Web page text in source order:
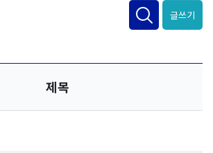
글쓰기
제목